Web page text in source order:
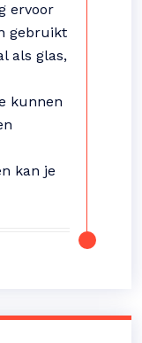
ervoor
gebruikt
als glas,
kunnen
kan je